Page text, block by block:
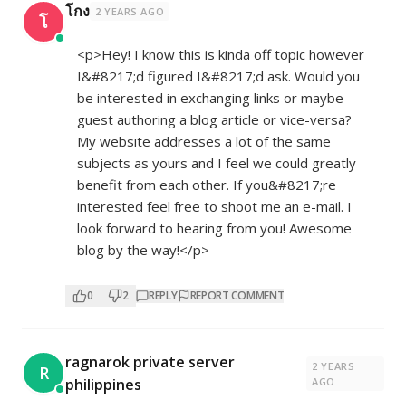
โ โกง 2 YEARS AGO
<p>Hey! I know this is kinda off topic however
I&#8217;d figured I&#8217;d ask. Would you
be interested in exchanging links or maybe
guest authoring a blog article or vice-versa?
My website addresses a lot of the same
subjects as yours and I feel we could greatly
benefit from each other. If you&#8217;re
interested feel free to shoot me an e-mail. I
look forward to hearing from you! Awesome
blog by the way!</p>
0 2 REPLY REPORT COMMENT
R
ragnarok private server
philippines
2 YEARS
AGO